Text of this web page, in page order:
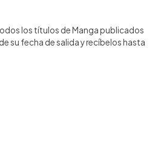
los títulos de Manga publicados
su fecha de salida y recíbelos hasta